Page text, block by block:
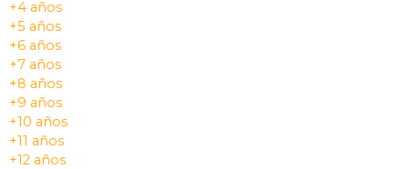
+4 años
+5 años
+6 años
+7 años
+8 años
+9 años
+10 años
+11 años
+12 años